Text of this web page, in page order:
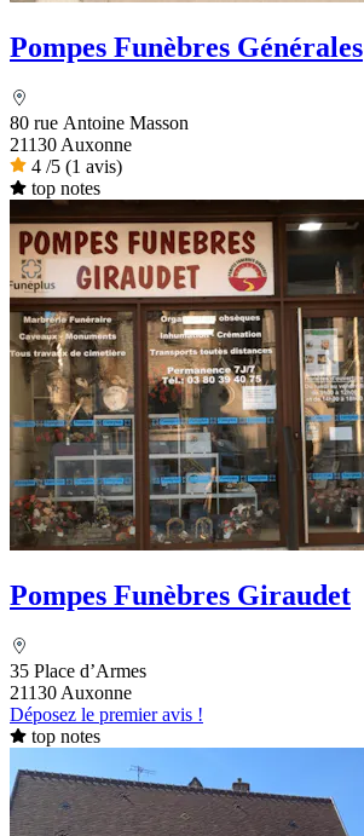
Pompes Funèbres Générales
80 rue Antoine Masson
21130 Auxonne
4 /5 (1 avis)
top notes
Pompes Funèbres Giraudet
35 Place d’Armes
21130 Auxonne
Déposez le premier avis !
top notes